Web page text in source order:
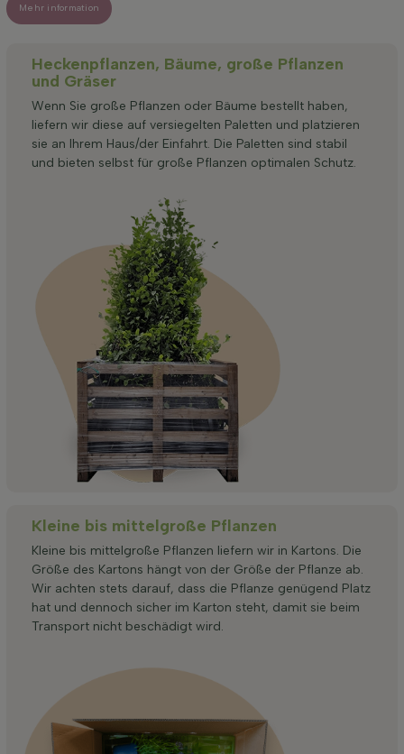
Mehr information
Heckenpflanzen, Bäume, große Pflanzen
und Gräser
Wenn Sie große Pflanzen oder Bäume bestellt haben,
liefern wir diese auf versiegelten Paletten und platzieren
sie an Ihrem Haus/der Einfahrt. Die Paletten sind stabil
und bieten selbst für große Pflanzen optimalen Schutz.
Kleine bis mittelgroße Pflanzen
Kleine bis mittelgroße Pflanzen liefern wir in Kartons. Die
Größe des Kartons hängt von der Größe der Pflanze ab.
Wir achten stets darauf, dass die Pflanze genügend Platz
hat und dennoch sicher im Karton steht, damit sie beim
Transport nicht beschädigt wird.